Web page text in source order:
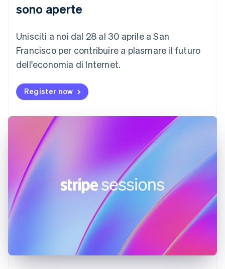
sono aperte
Unisciti a noi dal 28 al 30 aprile a San
Francisco per contribuire a plasmare il futuro
dell'economia di Internet.
Register now
Italiano
Danimarca
Emirati Arabi Uniti
Estonia
English
EnglishSvenska
Francia
Germania
Deutsch
Giappone
日本語
Gibilterra
English